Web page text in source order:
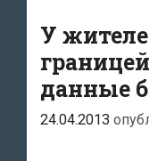
У
данные
24.04.2013